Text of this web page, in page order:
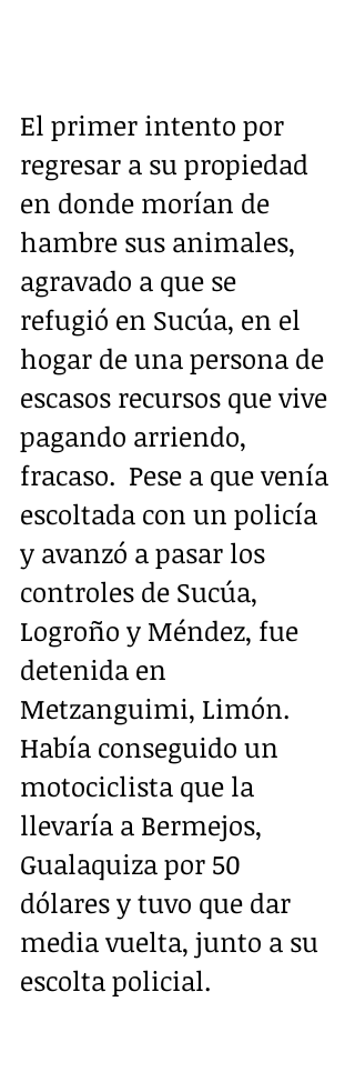
El primer intento por
regresar a su propiedad
en donde morían de
hambre sus animales,
agravado a que se
refugió en Sucúa, en el
hogar de una persona de
escasos recursos que vive
pagando arriendo,
fracaso.  Pese a que venía
escoltada con un policía
y avanzó a pasar los
controles de Sucúa,
Logroño y Méndez, fue
detenida en
Metzanguimi, Limón.
Había conseguido un
motociclista que la
llevaría a Bermejos,
Gualaquiza por 50
dólares y tuvo que dar
media vuelta, junto a su
escolta policial.